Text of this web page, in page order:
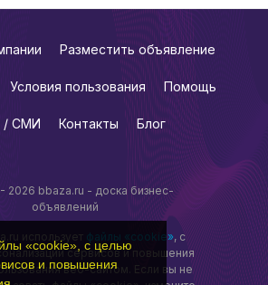
«cookie», с целью
и повышения
2026 bbaza.ru - доска бизнес-
объявлений
использует файлы «cookie», с
сервисов и повышения
веб-сайтом. Если вы не
Разместить объявление
Условия пользования Помощь
/ СМИ Контакты Блог